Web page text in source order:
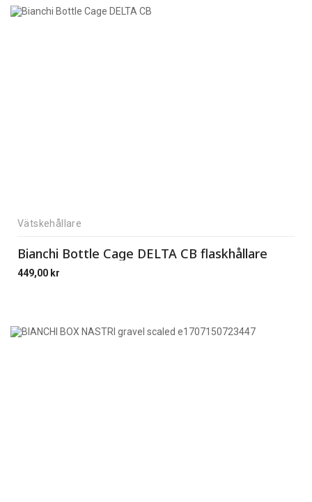
Vätskehållare
Bianchi Bottle Cage DELTA CB flaskhållare
449,00 kr